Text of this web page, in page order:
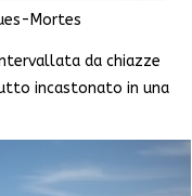
Mortes
da chiazze
incastonato in una